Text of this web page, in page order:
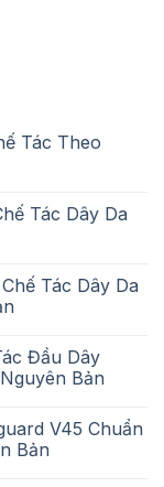
Tác Theo
Tác Dây Da
Tác Dây Da
Đầu Dây
Bản
V45 Chuẩn
Bản